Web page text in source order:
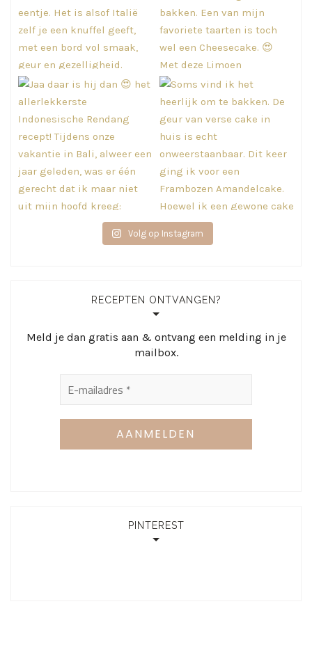
Volg op Instagram
RECEPTEN ONTVANGEN?
Meld je dan gratis aan & ontvang een melding in je
mailbox.
PINTEREST